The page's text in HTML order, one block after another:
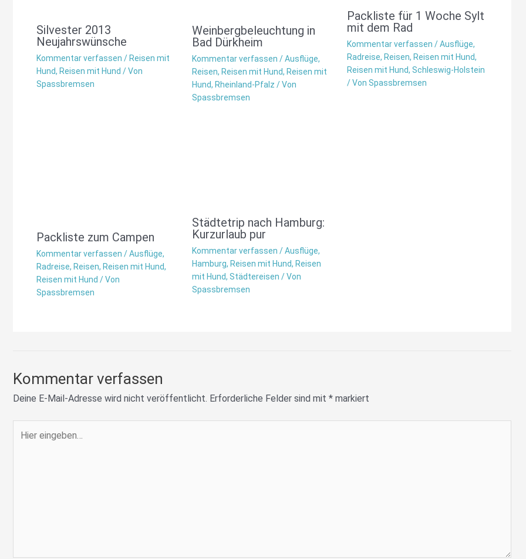
Silvester 2013
Neujahrswünsche
Kommentar verfassen / Reisen mit
Hund, Reisen mit Hund / Von
Spassbremsen
Weinbergbeleuchtung in
Bad Dürkheim
Kommentar verfassen /Ausflüge,
Reisen, Reisen mit Hund, Reisen mit
Hund, Rheinland-Pfalz / Von
Spassbremsen
Packliste für 1 Woche Sylt
mit dem Rad
Kommentar verfassen /Ausflüge,
Radreise, Reisen, Reisen mit Hund,
Reisen mit Hund,Schleswig-Holstein
/ VonSpassbremsen
Packliste zum Campen
Kommentar verfassen /Ausflüge,
Radreise, Reisen, Reisen mit Hund,
Reisen mit Hund / Von
Spassbremsen
Städtetrip nach Hamburg:
Kurzurlaub pur
Kommentar verfassen /Ausflüge,
Hamburg, Reisen mit Hund, Reisen
mit Hund, Städtereisen / Von
Spassbremsen
Kommentar verfassen
Deine E-Mail-Adresse wird nicht veröffentlicht. Erforderliche Felder sind mit * markiert
eingeben…